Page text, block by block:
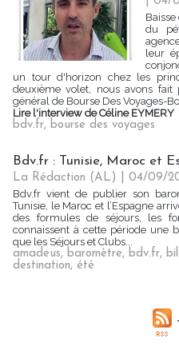
du
leur
un tour d'horizon chez les
deuxième volet, nous avons fait
général de Bourse Des Voyages-
Lire l'interview de Céline EYMERY
bdv.fr, bourse des voyages
Bdv.fr : Tunisie, Maroc et
La Rédaction (AL) | 04/09/
Bdv.fr vient de publier son
Tunisie, le Maroc et l’Espagne
des formules de séjours, les
connaissent à cette période une
que les Séjours et Clubs...
amadeus, baromètre, bdv.fr,
destination, été